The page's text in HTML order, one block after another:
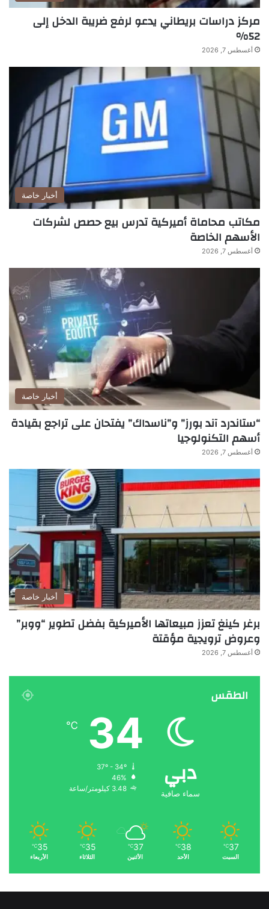
مركز دراسات بريطاني يدعو لرفع ضريبة الدخل إلى
52%
أغسطس 7, 2026
أخبار خاصة
مكاتب محاماة أميركية تدرس بيع حصص لشركات
الأسهم الخاصة
أغسطس 7, 2026
أخبار خاصة
“ستاندرد آند بورز” و”ناسداك” يفتحان على تراجع بقيادة
أسهم التكنولوجيا
أغسطس 7, 2026
أخبار خاصة
برغر كينغ تعزز مبيعاتها الأميركية بفضل تطوير “ووبر”
وعروض ترويجية مؤقتة
أغسطس 7, 2026
الطقس
دبي
سماء صافية
34
℃
46%
3.48 كيلومتر/ساعة
37
℃
السبت
38
℃
الأحد
37
℃
الأثنين
35
℃
الثلاثاء
35
℃
الأربعاء